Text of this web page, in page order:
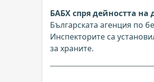
БАБХ спря дейността на
Българската агенция по
Инспекторите са
за храните.